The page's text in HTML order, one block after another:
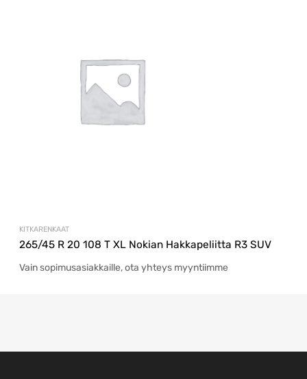
KITKARENKAAT
265/45 R 20 108 T XL Nokian Hakkapeliitta R3 SUV
Vain sopimusasiakkaille, ota yhteys myyntiimme